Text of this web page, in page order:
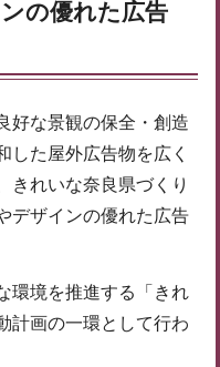
の優れた広告
好な景観の保全・創造
した屋外広告物を広く
きれいな奈良県づくり
デザインの優れた広告
環境を推進する「きれ
計画の一環として行わ